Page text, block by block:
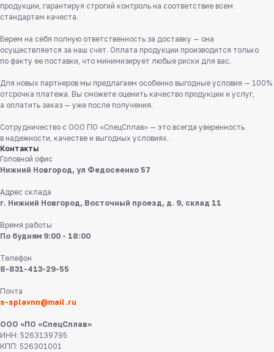
продукции, гарантируя строгий контроль на соответствие всем
стандартам качеста.
Берем на себя полную ответственность за доставку — она
осуществляется за наш счет. Оплата продукции производится только
по факту ее поставки, что минимизирует любые риски для вас.
Для новых партнеров мы предлагаем особенно выгодные условия — 100%
отсрочка платежа. Вы сможете оценить качество продукции и услуг,
а оплатить заказ — уже после получения.
Сотрудничество с ООО ПО «СпецСплав» — это всегда уверенность
в надежности, качестве и выгодных условиях.
Контакты
Головной офис
Нижний Новгород, ул Федосеенко 57
Адрес склада
г. Нижний Новгород, Восточный проезд, д. 9, склад 11
Время работы
По будням 9:00 - 18:00
Телефон
8-831-413-29-55
Почта
s-splavnn@mail.ru
ООО «ПО «СпецСплав»
ИНН: 5263139795
КПП: 526301001
Заказать звонок
Служба поддержки клиентов
Работаем ежедневно с 8:00 до 18:00
Пишите нам
в мессенджерах
8 831 413 29 55
Бесплатно по России
Нижний Новгород,
s-splavnn@mail.ru